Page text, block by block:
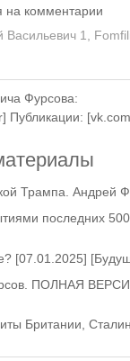
на комментарии
Васильевич 1
Фурсова:
] Публикации: [
Трампа. Андрей
последних
[07.01.2025]
ПОЛНАЯ
Британии,